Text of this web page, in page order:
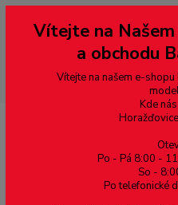
--- pro zákazníky ze Slovenska a
přepněte si e-shop na euro 💶
dobírky – pokud si z nějakého
domluvě zaslána znovu s
případě bude zrušena a účet
Vítejte na
a obchodu
Vítejte na našem e-
Kde
Po - Pá 8:00 -
So -
Po telefonické